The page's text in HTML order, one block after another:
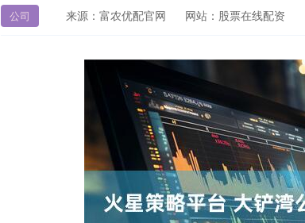
公司 来源：富农优配官网 网站：股票在线配资